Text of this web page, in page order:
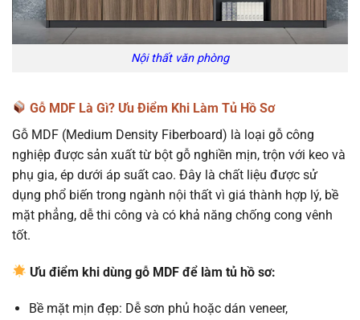
Nội thất văn phòng
Gỗ MDF Là Gì? Ưu Điểm Khi Làm Tủ Hồ Sơ
Gỗ MDF (Medium Density Fiberboard) là loại gỗ công
nghiệp được sản xuất từ bột gỗ nghiền mịn, trộn với keo và
phụ gia, ép dưới áp suất cao. Đây là chất liệu được sử
dụng phổ biến trong ngành nội thất vì giá thành hợp lý, bề
mặt phẳng, dễ thi công và có khả năng chống cong vênh
tốt.
Ưu điểm khi dùng gỗ MDF để làm tủ hồ sơ:
Bề mặt mịn đẹp: Dễ sơn phủ hoặc dán veneer,